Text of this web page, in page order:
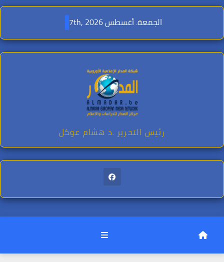
Skip
content
الجمعة. أغسطس 7th, 2026
رئيس التحرير .د هشام عوكل